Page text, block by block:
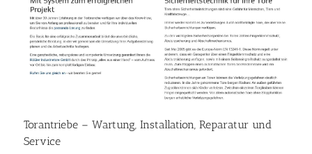
Torantriebe – Wartung, Installation, Reparatur und
Service